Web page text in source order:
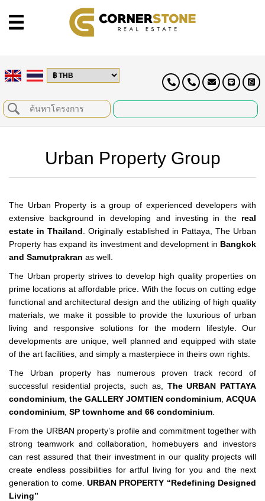
Urban Property Group
The Urban Property is a group of experienced developers with
extensive background in developing and investing in the real
estate in Thailand . Originally established in Pattaya, The Urban
Property has expand its investment and development in Bangkok
and Samutprakran as well.
The Urban property strives to develop high quality properties on
prime locations at affordable price. With the focus on cutting edge
functional and architectural design and the utilizing of high quality
materials, we make it possible to provide the luxurious of urban
living and responsive solutions for the modern lifestyle. Our
developments are unique, well planned and equipped with state
of the art facilities, and simply a masterpiece in theirs own rights.
The Urban property has numerous proven track record of
successful residential projects, such as, The URBAN PATTAYA
condominium the GALLERY JOMTIEN condominium ACQUA
condominium SP townhome and 66 condominium
From the URBAN property’s profile and commitment together with
strong teamwork and collaboration, homebuyers and investors
can rest assured that their investment in our quality projects will
create endless possibilities for artful living for you and the next
generation to come. URBAN PROPERTY “Redefining Designed
Living”